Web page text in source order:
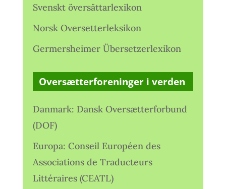
Svenskt översättarlexikon
Norsk Oversetterleksikon
Germersheimer Übersetzerlexikon
Oversætterforeninger i verden
Danmark: Dansk Oversætterforbund
(DOF)
Europa: Conseil Européen des
Associations de Traducteurs
Littéraires (CEATL)